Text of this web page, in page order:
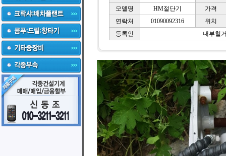
모델명
HM절단기
가격
연락처
01090092316
위치
등록인
내부철